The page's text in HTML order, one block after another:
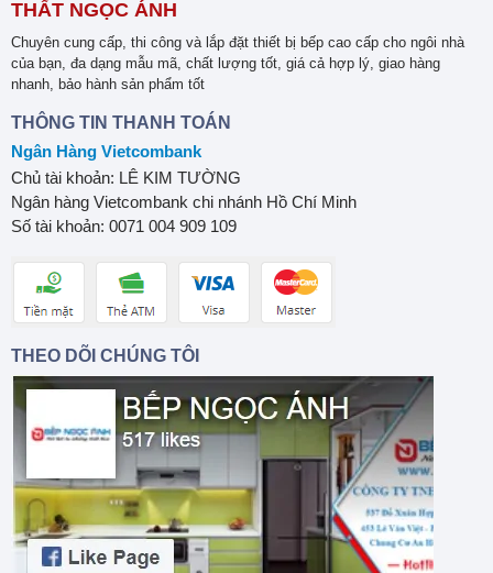
THẤT NGỌC ÁNH
Chuyên cung cấp, thi công và lắp đặt thiết bị bếp cao cấp cho ngôi nhà
của bạn, đa dạng mẫu mã, chất lượng tốt, giá cả hợp lý, giao hàng
nhanh, bảo hành sản phẩm tốt
THÔNG TIN THANH TOÁN
Ngân Hàng Vietcombank
Chủ tài khoản: LÊ KIM TƯỜNG
Ngân hàng Vietcombank chi nhánh Hồ Chí Minh
Số tài khoản: 0071 004 909 109
THEO DÕI CHÚNG TÔI